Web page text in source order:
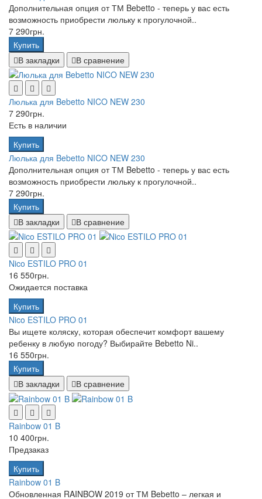
Дополнительная опция от ТМ Bebetto - теперь у вас есть
возможность приобрести люльку к прогулочной..
7 290грн.
Купить
В закладки
В сравнение
Люлька для Bebetto NICO NEW 230
7 290грн.
Есть в наличии
Купить
Люлька для Bebetto NICO NEW 230
Дополнительная опция от ТМ Bebetto - теперь у вас есть
возможность приобрести люльку к прогулочной..
7 290грн.
Купить
В закладки
В сравнение
Nico ESTILO PRO 01
16 550грн.
Ожидается поставка
Купить
Nico ESTILO PRO 01
Вы ищете коляску, которая обеспечит комфорт вашему
ребенку в любую погоду? Выбирайте Bebetto Ni..
16 550грн.
Купить
В закладки
В сравнение
Rainbow 01 B
10 400грн.
Предзаказ
Купить
Rainbow 01 B
Обновленная RAINBOW 2019 от ТМ Bebetto – легкая и